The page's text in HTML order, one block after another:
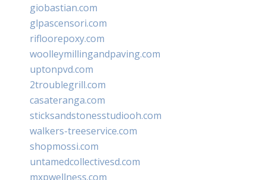
giobastian.com
glpascensori.com
rifloorepoxy.com
woolleymillingandpaving.com
uptonpvd.com
2troublegrill.com
casateranga.com
sticksandstonesstudiooh.com
walkers-treeservice.com
shopmossi.com
untamedcollectivesd.com
mxpwellness.com